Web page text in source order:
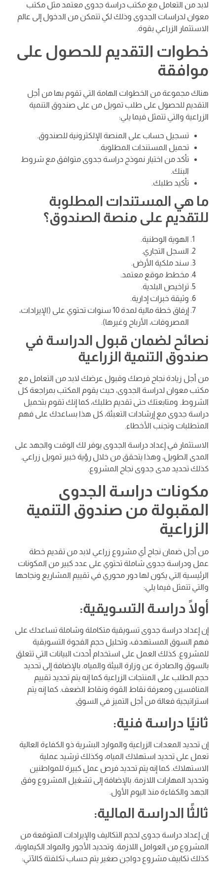
لابد من التعامل مع مكتب دراسة جدوى معتمد مثل مكتب
معوان لدراسات الجدوى وذلك لكي تتمكن من الدخول إلى عالم
الاستثمار الزراعي بقوة.
خطوات التقديم للحصول على
موافقة
هناك مجموعة من الخطوات الهامة التي تقوم بها من أجل
التقديم للحصول على طلب تمويل من على صندوق التنمية
الزراعية والتي تتمثل فيما يلي:
تسجيل حساب على المنصة الإلكترونية للصندوق.
تحميل المستندات المطلوبة.
تأكد من اختيار نموذج دراسة جدوى متوافق مع شروط
البنك.
تأكيد طلبك.
ما هي المستندات المطلوبة
للتقديم على منصة الصندوق؟
الهوية الوطنية.
السجل التجاري.
سند ملكية الأرض.
مخطط موقع معتمد.
تراخيص البلدية.
وثيقة خبرات إدارية.
إرفاق خطة مالية لمدة 10 سنوات تحتوي على (الإيرادات،
المصروفات، الأرباح وغيرها).
نصائح لضمان قبول الدراسة في
صندوق التنمية الزراعية
من أجل زيادة نجاح فرصك وقبول عرضك لابد من التعامل مع
مكتب معوان لدراسة الجدوى، حيث يقوم المكتب بمراجعة كل
الشروط. ومتابعتك حتى تقديم طلبك، كما إنك تقوم بتحميل
دراسة جدوى مع إرشادات التعبئة، كل هذا بساعدك على فهم
المتطلبات وتجنب الأخطاء.
الاستثمار في إعداد دراسة الجدوى يوفر لك الوقت والجهد على
المدى الطويل، وهذا يتحقق من خلال رؤية خبير تمويل زراعي.
كذلك تحديد مدى جدوى نجاح المشروع.
مكونات دراسة الجدوى
المقبولة من صندوق التنمية
الزراعية
من أجل ضمان نجاح أي مشروع زراعي لابد من تقديم خطة
عمل ودراسة جدوى شاملة تحتوي على عدد كبير من المكونات
الرئيسية التي يكون لها دور محوري في تقييم المشاريع ونجاحها
والتي تتمثل فيما يلي:
أولًا دراسة التسويقية:
إن إعداد دراسة جدوى تسويقية متكاملة وشاملة تساعدك على
فهم السوق المستهدف، وتحليل حجم الفجوة التسويقية
للمشروع. كذلك العمل على استخدام أحدث البيانات التي تتعلق
بالسوق والصادرة عن وزارة البيئة والمياه. بالإضافة إلى تحديد
حجم الطلب على المنتجات الزراعية كما إنه يتم تحديد تقييم
المنافسين ومعرفة نقاط القوة ونقاط الضعف. كما إنه يتم
استراتيجية فعالة من أجل التميز في السوق.
ثانيًا دراسة فنية:
إن تحديد المعدات الزراعية والموارد البشرية ذو الكفاءة العالية
تعمل على تحديد استهلاك المياه، وكذلك ترشيد عملية
الاستهلاك. كما إنه يتم تحديد فرص عمل كبيرة للمواطنين
وتحديد المهارات اللازمة. بالإضافة إلى تشغيل المشروع وفق
الجهد والكفاءة منذ اليوم الأول.
ثالثًا الدراسة المالية:
إن إعداد دراسة جدوى لحجم التكاليف والإيرادات المتوقعة من
المشروع من العوامل اللازمة. وتحديد الأجور والمواد الكيماوية،
كذلك تكابيف مشروع دواجن صغير يتم حساب تكلفتة كالآتي: